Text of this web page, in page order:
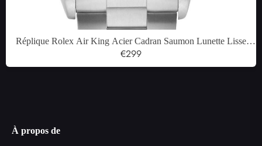
Réplique Rolex Air King Acier Cadran Saumon Lunette Lisse
Montre Homme 14000
€299
À propos de